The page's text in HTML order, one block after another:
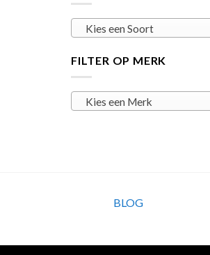
Kies een Soort
FILTER OP MERK
Kies een Merk
BLOG